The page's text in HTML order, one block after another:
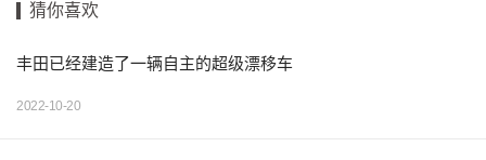
猜你喜欢
丰田已经建造了一辆自主的超级漂移车
2022-10-20